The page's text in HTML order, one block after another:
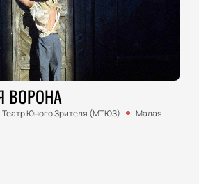
ВОРОНА
Театр Юного Зрителя (МТЮЗ)
Малая